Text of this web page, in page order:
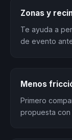
Zonas y
Te ayuda a
de evento
Menos
Primero
propuesta